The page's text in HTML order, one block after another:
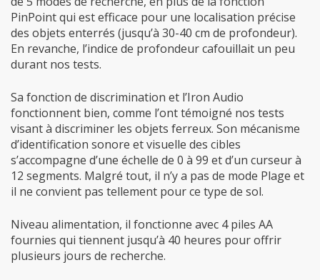
PinPoint qui est efficace pour une localisation précise
des objets enterrés (jusqu’à 30-40 cm de profondeur).
En revanche, l’indice de profondeur cafouillait un peu
durant nos tests.
Sa fonction de discrimination et l’Iron Audio
fonctionnent bien, comme l’ont témoigné nos tests
visant à discriminer les objets ferreux. Son mécanisme
d’identification sonore et visuelle des cibles
s’accompagne d’une échelle de 0 à 99 et d’un curseur à
12 segments. Malgré tout, il n’y a pas de mode Plage et
il ne convient pas tellement pour ce type de sol.
Niveau alimentation, il fonctionne avec 4 piles AA
fournies qui tiennent jusqu’à 40 heures pour offrir
plusieurs jours de recherche.